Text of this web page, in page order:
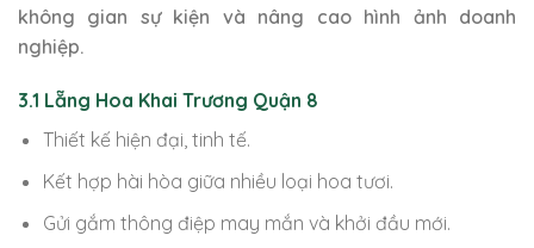
không gian sự kiện và nâng cao hình ảnh doanh
nghiệp.
3.1 Lẵng Hoa Khai Trương Quận 8
Thiết kế hiện đại, tinh tế.
Kết hợp hài hòa giữa nhiều loại hoa tươi.
Gửi gắm thông điệp may mắn và khởi đầu mới.